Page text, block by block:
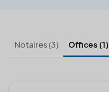
Notaires (3) Offices (1)